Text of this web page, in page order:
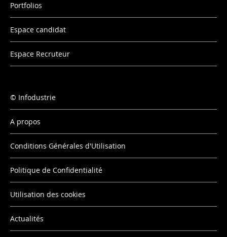
Portfolios
Espace candidat
Espace Recruteur
Infodustrie
A propos
Conditions Générales d'Utilisation
Politique de Confidentialité
Utilisation des cookies
Actualités